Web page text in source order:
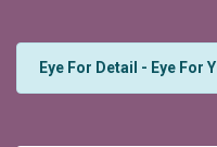
Eye For Detail - Eye For